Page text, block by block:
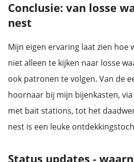
Conclusie: van losse
nest
Mijn eigen ervaring laat zien hoe
niet alleen te kijken naar losse
ook patronen te volgen. Van de
hoornaar bij mijn bijenkasten,
met bait stations, tot het
nest is een leuke
Status updates -